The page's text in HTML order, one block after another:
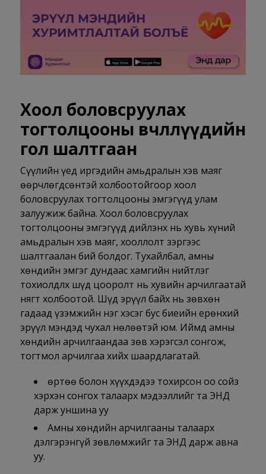
Хоол боловсруулах
тогтолцооны өвчлөлүүдийн
гол шалтгаан
Сүүлийн үед иргэдийн амьдралын хэв маяг
өөрчлөгдсөнтэй холбоотойгоор хоол
боловсруулах тогтолцооны эмгэгүүд улам
залуужиж байна. Хоол боловсруулах
тогтолцооны эмгэгүүд дийлэнх нь хувь хүний
амьдралын хэв маяг, хооллолт зэргээс
шалтгаалан бий болдог. Тухайлбал, амны
хөндийн эмгэг дундаас хамгийн нийтлэг
тохиолдлх шүд цооролт нь хувийн арчилгаатай
нягт холбоотой. Шүд эрүүл байх нь зөвхөн
гадаад үзэмжийн нэг хэсэг бус биеийн ерөнхий
эрүүл мэндэд чухал нөлөөтэй юм. Иймд амны
хөндийн арчилгаандаа зөв хэрэгсэл сонгож,
тогтмол арчилгаа хийх шаардлагатай.
Өөртөө болон хүүхдэдээ тохирсон оо сойз
хэрхэн сонгох талаарх мэдээллийг та ЭНД
дарж уншина уу
Амны хөндийн арчилгааны талаарх
дэлгэрэнгүй зөвлөмжийг та ЭНД дарж авна
уу.